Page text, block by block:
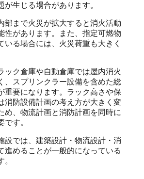
が生じる場合があります。
部まで火災が拡大すると消火活動
性があります。また、指定可燃物
いる場合には、火災荷重も大きく
ック倉庫や自動倉庫では屋内消火
、スプリンクラー設備を含めた総
重要になります。ラック高さや保
消防設備計画の考え方が大きく変
め、物流計画と消防計画を同時に
です。
設では、建築設計・物流設計・消
進めることが一般的になっている